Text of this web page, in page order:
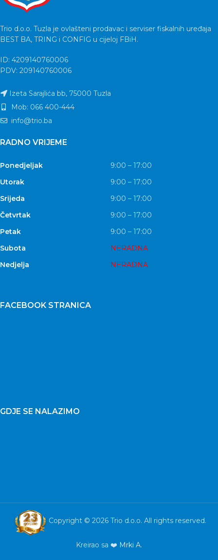
Trio d.o.o. Tuzla je ovlašteni prodavac i serviser fiskalnih uređaja
BEST BA, TRING i CONFIG u cijeloj FBiH.
ID: 4209140760006
PDV: 209140760006
Izeta Sarajlića bb, 75000 Tuzla
Mob: 066 400-444
info@trio.ba
RADNO VRIJEME
Ponedjeljak
9:00 – 17:00
Utorak
9:00 – 17:00
Srijeda
9:00 – 17:00
Četvrtak
9:00 – 17:00
Petak
9:00 – 17:00
Subota
NERADNA
Nedjelja
NERADNA
FACEBOOK STRANICA
GDJE SE NALAZIMO
Copyright © 2026 Trio d.o.o. All rights reserved.
Kreirao sa ❤️ Mrki A.